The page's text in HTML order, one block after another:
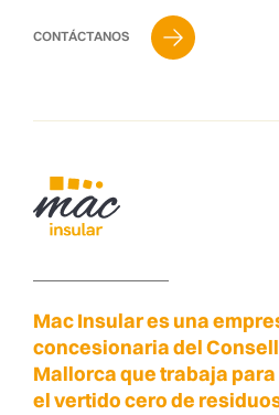
CONTÁCTANOS
Mac Insular es una
concesionaria del
Mallorca que trabaja
el vertido cero de